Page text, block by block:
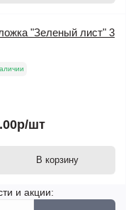
"Зеленый лист" 3
/шт
В корзину
и акции: